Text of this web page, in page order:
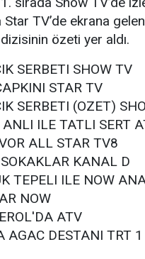
TV’de ekrana gelen
özeti yer aldı.
SERBETI SHOW TV
STAR TV
SERBETI (OZET)
ANLI ILE TATLI SERT
ALL STAR TV8
KANAL D
TEPELI ILE NOW
NOW
ATV
AGAC DESTANI TRT 1